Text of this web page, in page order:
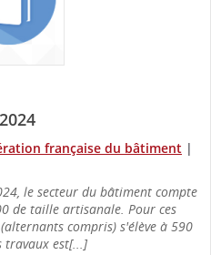
française du bâtiment |
le secteur du bâtiment compte
de taille artisanale. Pour ces
compris) s'élève à 590
travaux est[...]